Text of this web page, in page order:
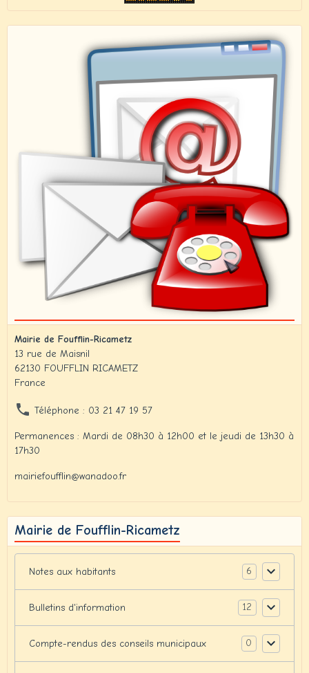
Mairie de Foufflin-Ricametz
13 rue de Maisnil
62130 FOUFFLIN RICAMETZ
France
Téléphone : 03 21 47 19 57
Permanences : Mardi de 08h30 à 12h00 et le jeudi de 13h30 à
17h30
mairiefoufflin@wanadoo.fr
Mairie de Foufflin-Ricametz
Notes aux habitants 6
Bulletins d'information 12
Compte-rendus des conseils municipaux 0